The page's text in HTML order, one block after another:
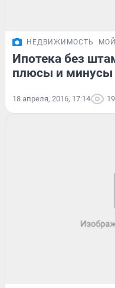
НЕДВИЖИМОСТЬ
Ипотека без
плюсы и минусы
18 апреля, 2016, 17:14